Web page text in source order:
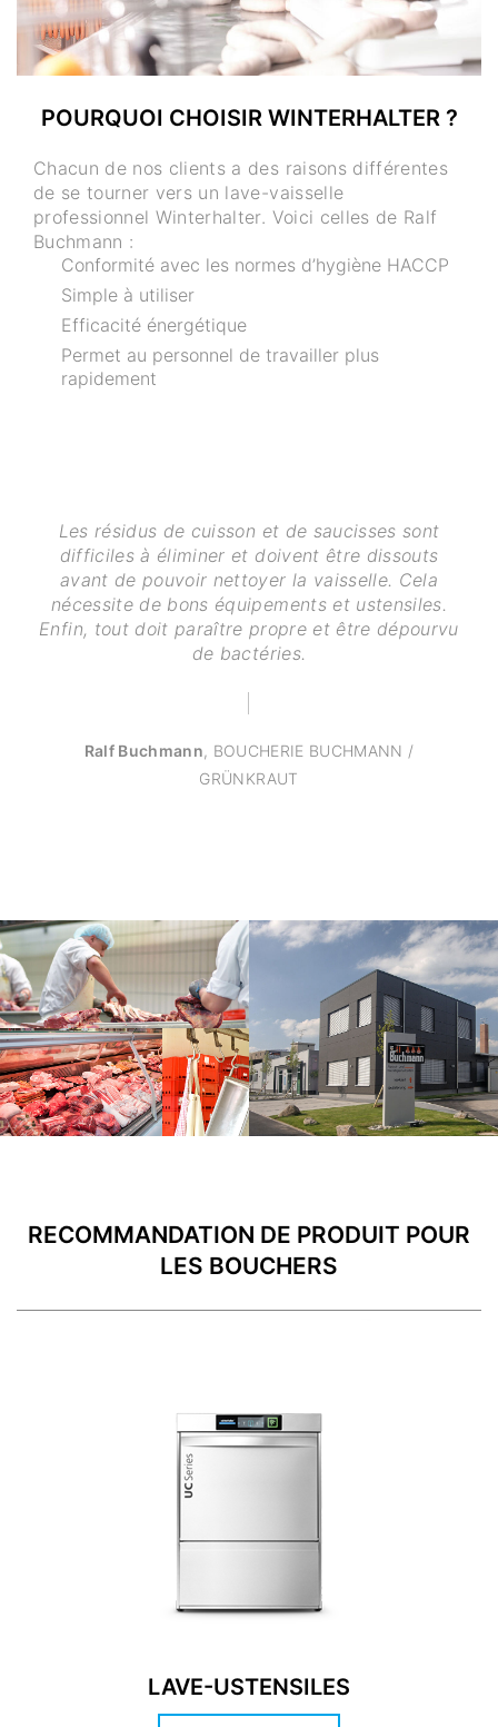
POURQUOI CHOISIR WINTERHALTER ?
Chacun de nos clients a des raisons différentes
de se tourner vers un lave-vaisselle
professionnel Winterhalter. Voici celles de Ralf
Buchmann :
Conformité avec les normes d’hygiène HACCP
Simple à utiliser
Efficacité énergétique
Permet au personnel de travailler plus
rapidement
Les résidus de cuisson et de saucisses sont
difficiles à éliminer et doivent être dissouts
avant de pouvoir nettoyer la vaisselle. Cela
nécessite de bons équipements et ustensiles.
Enfin, tout doit paraître propre et être dépourvu
de bactéries.
Ralf Buchmann, BOUCHERIE BUCHMANN /
GRÜNKRAUT
RECOMMANDATION DE PRODUIT POUR
LES BOUCHERS
LAVE-USTENSILES